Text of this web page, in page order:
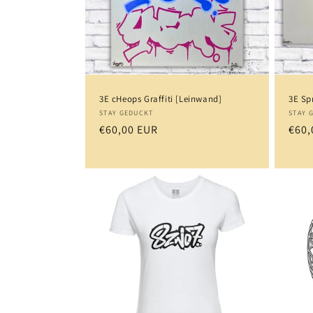
3E cHeops Graffiti [Leinwand]
Anbieter:
STAY GEDUCKT
Normaler
€60,00 EUR
3E
STAY